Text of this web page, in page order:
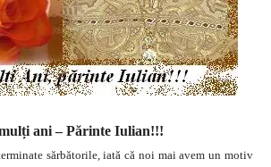
ani – Părinte Iulian!!!
sărbătorile, iată că noi mai avem un motiv